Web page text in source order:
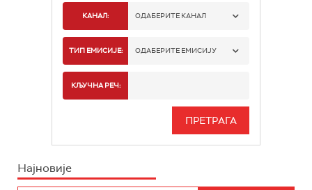
КАНАЛ: ОДАБЕРИТЕ КАНАЛ
РАДИО БЕОГРАД 1
РАДИО БЕОГРАД 3
ТИП ЕМИСИЈЕ: ОДАБЕРИТЕ ЕМИСИЈУ
ИНФО
КЉУЧНА РЕЧ:
Најновије